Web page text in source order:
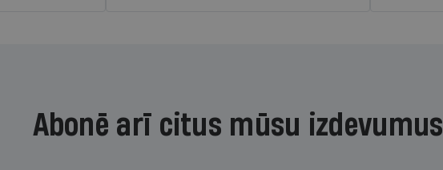
Abonē arī citus mūsu izdevumus